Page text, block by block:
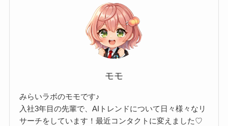
モモ
みらいラボのモモです♪
入社3年目の先輩で、AIトレンドについて日々様々なリ
サーチをしています！最近コンタクトに変えました♡